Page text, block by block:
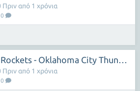
0
από 1 χρόνια
Houston Rockets - Oklahoma City Thunder
0
από 1 χρόνια